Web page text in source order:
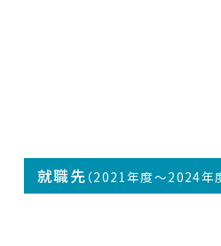
就職先 （2021年度〜2024年